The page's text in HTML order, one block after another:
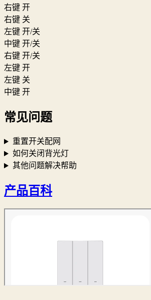
右键 开
右键 关
左键 开/关
中键 开/关
右键 开/关
左键 开
左键 关
中键 开
常见问题
重置开关配网
如何关闭背光灯
其他问题解决帮助
产品百科